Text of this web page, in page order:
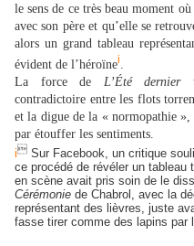
le sens de ce très beau moment
avec son père et qu’elle se
alors un grand tableau
évident de l’héroïnei
La force de L’Été dernier
contradictoire entre les flots
et la digue de la « normopathie »,
par étouffer les sentiments.
i Sur Facebook, un critique
ce procédé de révéler un
en scène avait pris soin de le
Cérémonie de Chabrol, avec la
représentant des lièvres, juste
fasse tirer comme des lapins par